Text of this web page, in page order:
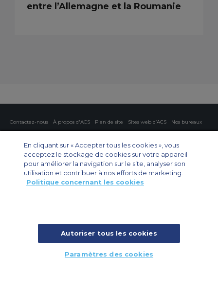
entre l’Allemagne et la Roumanie
Contactez-nous À propos d'ACS Plan de site Sites web d’ACS
Nos bureaux
Paramètres des cookies
Affrètement privé
Affrètement commercial
Affrètement cargo
Guide des avions
Private Charter App
© 2026 ACS Air Charter Brussels S.R.L, Levels 0, 5 & 6, Schuman 3, 2-4
Schuman Roundabout, 1040 Brussels, Belgium | +32 2 886 15 24
En cliquant sur « Accepter tous les cookies », vous
acceptez le stockage de cookies sur votre appareil
pour améliorer la navigation sur le site, analyser son
utilisation et contribuer à nos efforts de marketing.
Politique concernant les cookies
Autoriser tous les cookies
Paramètres des cookies